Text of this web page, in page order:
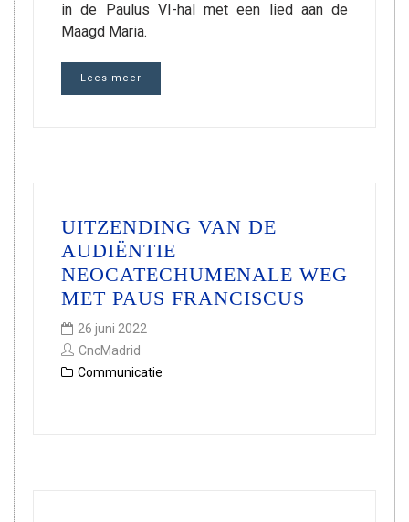
in de Paulus VI-hal met een lied aan de
Maagd Maria.
Lees meer
UITZENDING VAN DE
AUDIËNTIE
NEOCATECHUMENALE WEG
MET PAUS FRANCISCUS
26 juni 2022
CncMadrid
Communicatie